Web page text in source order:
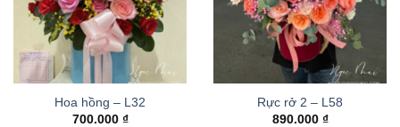
Hoa hồng – L32
700.000 ₫
Rực rở 2 – L58
890.000 ₫